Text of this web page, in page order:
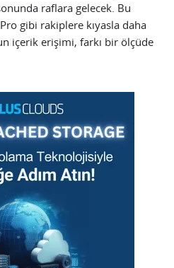
raflara gelecek. Bu
gibi rakiplere kıyasla daha
içerik erişimi, farkı bir ölçüde